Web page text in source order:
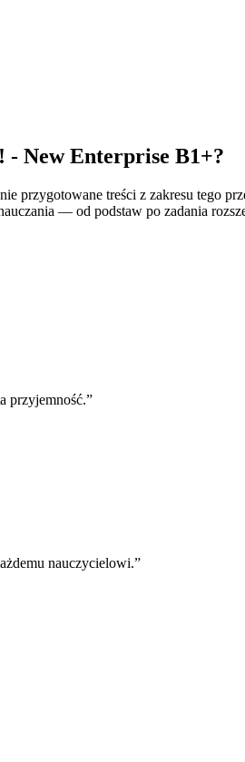
- New Enterprise B1+?
przygotowane treści z zakresu tego
— od podstaw po zadania
przyjemność.”
nauczycielowi.”